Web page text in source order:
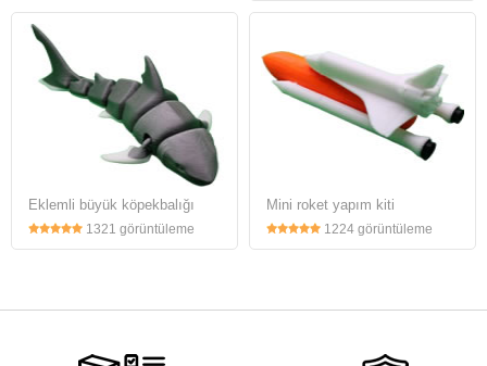
Eklemli büyük köpekbalığı
1321 görüntüleme
Mini roket yapım kiti
1224 görüntüleme